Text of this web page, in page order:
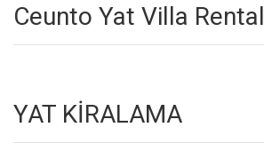
Ceunto Yat Villa Rental
YAT KİRALAMA